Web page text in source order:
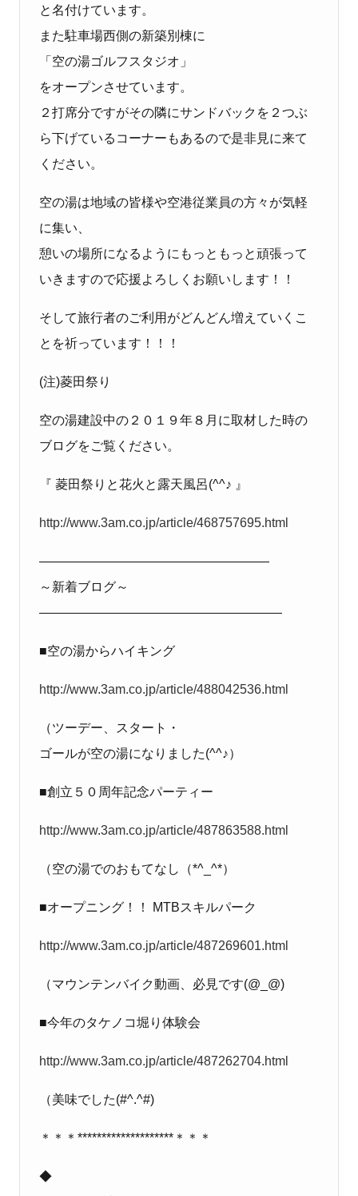
と名付けています。
また駐車場西側の新築別棟に
「空の湯ゴルフスタジオ」
をオープンさせています。
２打席分ですがその隣にサンドバックを２つぶ
ら下げているコーナーもあるので是非見に来て
ください。
空の湯は地域の皆様や空港従業員の方々が気軽
に集い、
憩いの場所になるようにもっともっと頑張って
いきますので応援よろしくお願いします！！
そして旅行者のご利用がどんどん増えていくこ
とを祈っています！！！
(注)菱田祭り
空の湯建設中の２０１９年８月に取材した時の
ブログをご覧ください。
『 菱田祭りと花火と露天風呂(^^♪ 』
http://www.3am.co.jp/article/468757695.html
――――――――――――――――――
～新着ブログ～
―――――――――――――――――――
■空の湯からハイキング
http://www.3am.co.jp/article/488042536.html
（ツーデー、スタート・
ゴールが空の湯になりました(^^♪）
■創立５０周年記念パーティー
http://www.3am.co.jp/article/487863588.html
（空の湯でのおもてなし（*^_^*）
■オープニング！！ MTBスキルパーク
http://www.3am.co.jp/article/487269601.html
（マウンテンバイク動画、必見です(@_@)
■今年のタケノコ堀り体験会
http://www.3am.co.jp/article/487262704.html
（美味でした(#^.^#)
＊＊＊ ******************** ＊＊＊
◆